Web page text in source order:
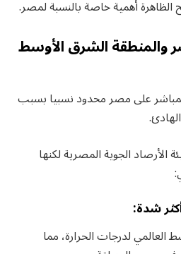
الظاهرة أهمية خاصة بالنسبة لمصر.
والمنطقة الشرق الأوسط
على مصر محدود نسبيا بسبب
الجوية المصرية لكنها
شدة:
العالمي لدرجات الحرارة، مما